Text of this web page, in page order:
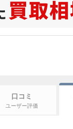
口コミ
ユーザー評価